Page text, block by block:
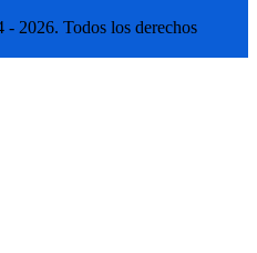
2026. Todos los derechos